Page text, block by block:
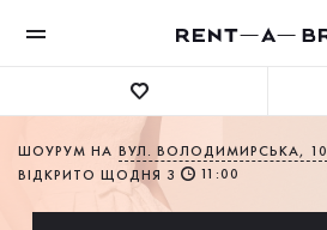
ШОУРУМ НА ВУЛ. ВОЛОДИМИРСЬКА, 10
ВІДКРИТО ЩОДНЯ З
11:00